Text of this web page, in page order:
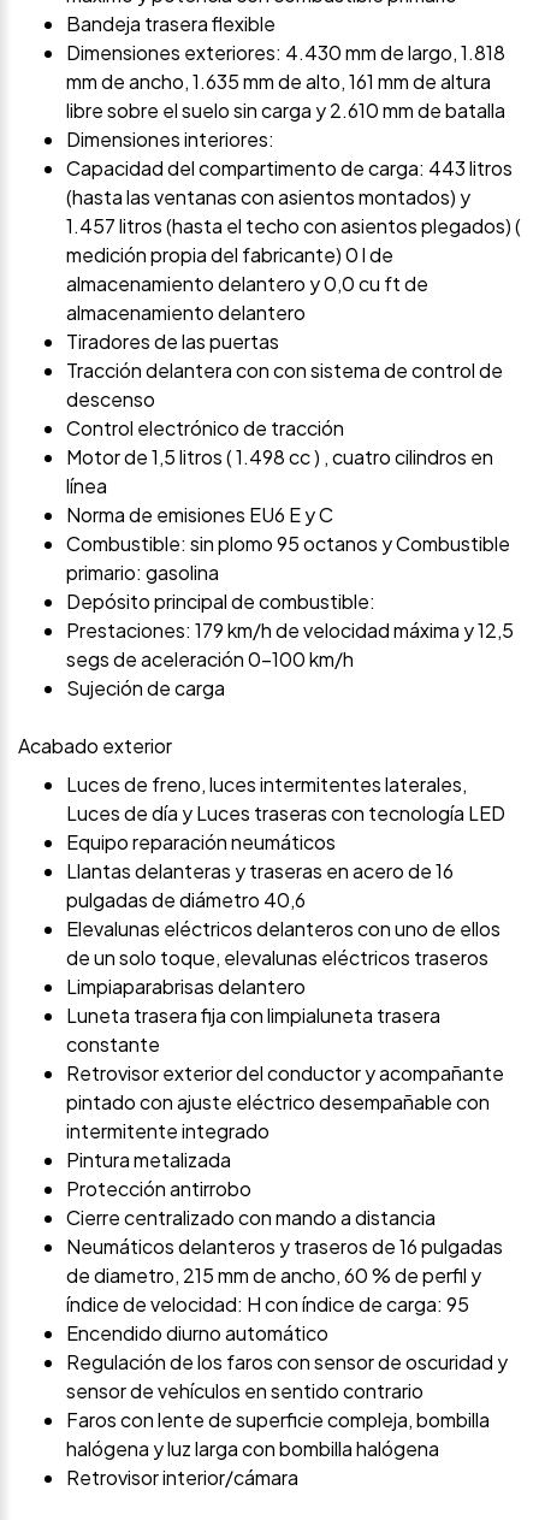
Bandeja trasera flexible
Dimensiones exteriores: 4.430 mm de largo, 1.818
mm de ancho, 1.635 mm de alto, 161 mm de altura
libre sobre el suelo sin carga y 2.610 mm de batalla
Dimensiones interiores:
Capacidad del compartimento de carga: 443 litros
(hasta las ventanas con asientos montados) y
1.457 litros (hasta el techo con asientos plegados) (
medición propia del fabricante) 0 l de
almacenamiento delantero y 0,0 cu ft de
almacenamiento delantero
Tiradores de las puertas
Tracción delantera con con sistema de control de
descenso
Control electrónico de tracción
Motor de 1,5 litros ( 1.498 cc ) , cuatro cilindros en
línea
Norma de emisiones EU6 E y C
Combustible: sin plomo 95 octanos y Combustible
primario: gasolina
Depósito principal de combustible:
Prestaciones: 179 km/h de velocidad máxima y 12,5
segs de aceleración 0-100 km/h
Sujeción de carga
Acabado exterior
Luces de freno, luces intermitentes laterales,
Luces de día y Luces traseras con tecnología LED
Equipo reparación neumáticos
Llantas delanteras y traseras en acero de 16
pulgadas de diámetro 40,6
Elevalunas eléctricos delanteros con uno de ellos
de un solo toque, elevalunas eléctricos traseros
Limpiaparabrisas delantero
Luneta trasera fija con limpialuneta trasera
constante
Retrovisor exterior del conductor y acompañante
pintado con ajuste eléctrico desempañable con
intermitente integrado
Pintura metalizada
Protección antirrobo
Cierre centralizado con mando a distancia
Neumáticos delanteros y traseros de 16 pulgadas
de diametro, 215 mm de ancho, 60 % de perfil y
índice de velocidad: H con índice de carga: 95
Encendido diurno automático
Regulación de los faros con sensor de oscuridad y
sensor de vehículos en sentido contrario
Faros con lente de superficie compleja, bombilla
halógena y luz larga con bombilla halógena
Retrovisor interior/cámara